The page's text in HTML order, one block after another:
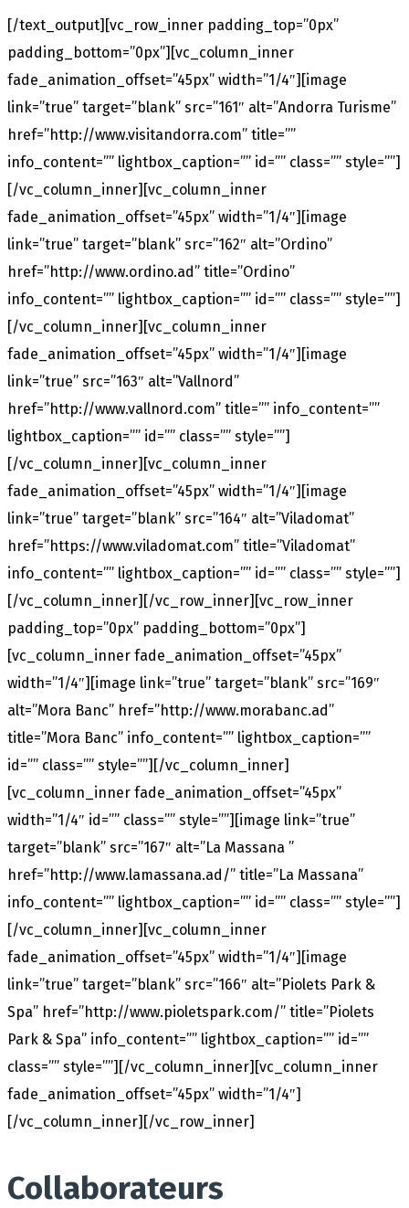
[/text_output][vc_row_inner padding_top=”0px”
padding_bottom=”0px”][vc_column_inner
fade_animation_offset=”45px” width=”1/4″][image
link=”true” target=”blank” src=”161″ alt=”Andorra Turisme”
href=”http://www.visitandorra.com” title=””
info_content=”” lightbox_caption=”” id=”” class=”” style=””]
[/vc_column_inner][vc_column_inner
fade_animation_offset=”45px” width=”1/4″][image
link=”true” target=”blank” src=”162″ alt=”Ordino”
href=”http://www.ordino.ad” title=”Ordino”
info_content=”” lightbox_caption=”” id=”” class=”” style=””]
[/vc_column_inner][vc_column_inner
fade_animation_offset=”45px” width=”1/4″][image
link=”true” src=”163″ alt=”Vallnord”
href=”http://www.vallnord.com” title=”” info_content=””
lightbox_caption=”” id=”” class=”” style=””]
[/vc_column_inner][vc_column_inner
fade_animation_offset=”45px” width=”1/4″][image
link=”true” target=”blank” src=”164″ alt=”Viladomat”
href=”https://www.viladomat.com” title=”Viladomat”
info_content=”” lightbox_caption=”” id=”” class=”” style=””]
[/vc_column_inner][/vc_row_inner][vc_row_inner
padding_top=”0px” padding_bottom=”0px”]
[vc_column_inner fade_animation_offset=”45px”
width=”1/4″][image link=”true” target=”blank” src=”169″
alt=”Mora Banc” href=”http://www.morabanc.ad”
title=”Mora Banc” info_content=”” lightbox_caption=””
id=”” class=”” style=””][/vc_column_inner]
[vc_column_inner fade_animation_offset=”45px”
width=”1/4″ id=”” class=”” style=””][image link=”true”
target=”blank” src=”167″ alt=”La Massana ”
href=”http://www.lamassana.ad/” title=”La Massana”
info_content=”” lightbox_caption=”” id=”” class=”” style=””]
[/vc_column_inner][vc_column_inner
fade_animation_offset=”45px” width=”1/4″][image
link=”true” target=”blank” src=”166″ alt=”Piolets Park &
Spa” href=”http://www.pioletspark.com/” title=”Piolets
Park & Spa” info_content=”” lightbox_caption=”” id=””
class=”” style=””][/vc_column_inner][vc_column_inner
fade_animation_offset=”45px” width=”1/4″]
[/vc_column_inner][/vc_row_inner]
Collaborateurs